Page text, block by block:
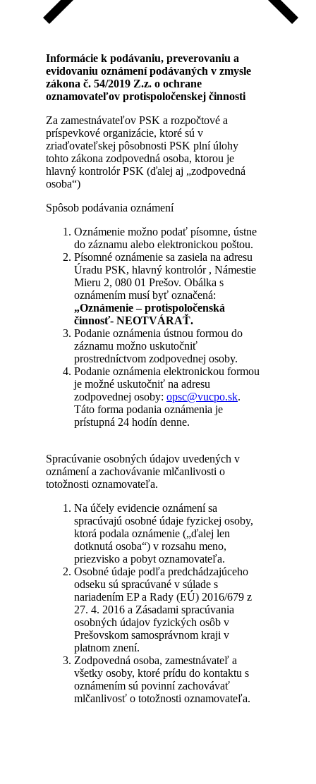
Informácie k podávaniu, preverovaniu a
evidovaniu oznámení podávaných v zmysle
zákona č. 54/2019 Z.z. o ochrane
oznamovateľov protispoločenskej činnosti
Za zamestnávateľov PSK a rozpočtové a
príspevkové organizácie, ktoré sú v
zriaďovateľskej pôsobnosti PSK plní úlohy
tohto zákona zodpovedná osoba, ktorou je
hlavný kontrolór PSK (ďalej aj „zodpovedná
osoba“)
Spôsob podávania oznámení
Oznámenie možno podať písomne, ústne
do záznamu alebo elektronickou poštou.
Písomné oznámenie sa zasiela na adresu
Úradu PSK, hlavný kontrolór , Námestie
Mieru 2, 080 01 Prešov. Obálka s
oznámením musí byť označená:
„Oznámenie – protispoločenská
činnosť- NEOTVÁRAŤ.
Podanie oznámenia ústnou formou do
záznamu možno uskutočniť
prostredníctvom zodpovednej osoby.
Podanie oznámenia elektronickou formou
je možné uskutočniť na adresu
zodpovednej osoby:opsc@vucpo.sk.
Táto forma podania oznámenia je
prístupná 24 hodín denne.
Spracúvanie osobných údajov uvedených v
oznámení a zachovávanie mlčanlivosti o
totožnosti oznamovateľa.
Na účely evidencie oznámení sa
spracúvajú osobné údaje fyzickej osoby,
ktorá podala oznámenie („ďalej len
dotknutá osoba“) v rozsahu meno,
priezvisko a pobyt oznamovateľa.
Osobné údaje podľa predchádzajúceho
odseku sú spracúvané v súlade s
nariadením EP a Rady (EÚ) 2016/679 z
27. 4. 2016 a Zásadami spracúvania
osobných údajov fyzických osôb v
Prešovskom samosprávnom kraji v
platnom znení.
Zodpovedná osoba, zamestnávateľ a
všetky osoby, ktoré prídu do kontaktu s
oznámením sú povinní zachovávať
mlčanlivosť o totožnosti oznamovateľa.